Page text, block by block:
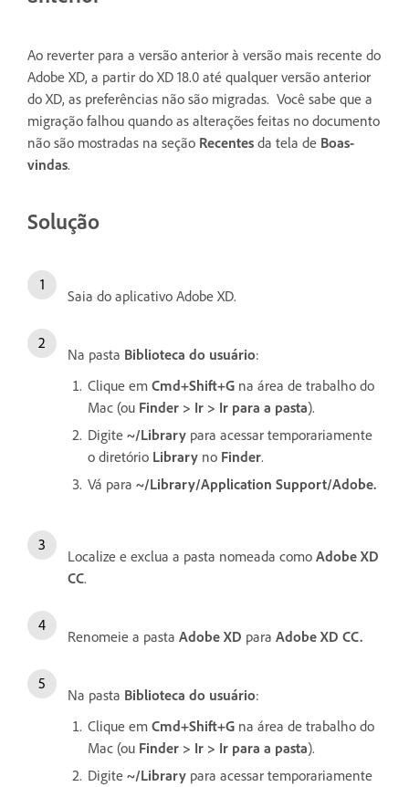
Ao reverter para a versão anterior à versão mais recente do
Adobe XD, a partir do XD 18.0 até qualquer versão anterior
do XD, as preferências não são migradas. Você sabe que a
migração falhou quando as alterações feitas no documento
não são mostradas na seção Recentes da tela de Boas-
vindas.
Solução
Saia do aplicativo Adobe XD.
Na pasta Biblioteca do usuário:
Clique em Cmd+Shift+G na área de trabalho do
Mac (ou Finder > Ir > Ir para a pasta).
Digite ~/Library para acessar temporariamente
o diretório Library no Finder.
Vá para ~/Library/Application Support/Adobe.
Localize e exclua a pasta nomeada como Adobe XD
CC.
Renomeie a pasta Adobe XD para Adobe XD CC.
Na pasta Biblioteca do usuário:
Clique em Cmd+Shift+G na área de trabalho do
Mac (ou Finder > Ir > Ir para a pasta).
Digite ~/Library para acessar temporariamente